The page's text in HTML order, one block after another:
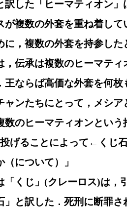
した「ヒーマティオン」
が複数の外套を重ね着し
に，複数の外套を持参した
伝承は複数のヒーマティ
王ならば高価な外套を何
ャンたちにとって，メシ
数のヒーマティオンという
投げることによって←く
について）」
くじ」(クレーロス)は，
」と訳した．死刑に断罪